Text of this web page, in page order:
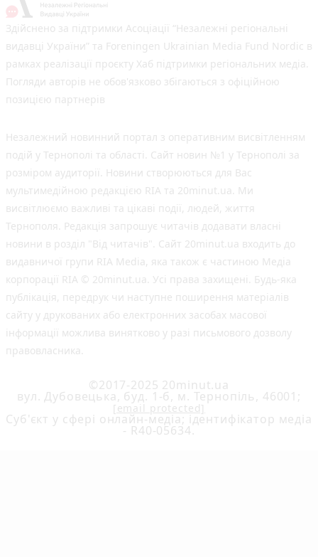
Здійснено за підтримки Асоціації “Незалежні регіональні
видавці України” та Foreningen Ukrainian Media Fund Nordic в
рамках реалізації проєкту Хаб підтримки регіональних медіа.
Погляди авторів не обов'язково збігаються з офіційною
позицією партнерів
Незалежний новинний портал з оперативним висвітленням
подій у Тернополі та області. Сайт новин №1 у Тернополі за
розміром аудиторії. Новини створюються для Вас
мультимедійною редакцією RIA та 20minut.ua. Ми
висвітлюємо важливі та цікаві події, людей, життя
Тернополя. Редакція запрошує читачів додавати власні
новини в розділ "Від читачів". Сайт 20minut.ua входить до
видавничої групи RIA Media, яка також є частиною Медіа
корпорації RIA © 20minut.ua. Усі права захищені. Будь-яка
публiкацiя, передрук чи наступне поширення матеріалів
сайту у друкованих або електронних засобах масової
інформації можлива винятково у разі письмового дозволу
правовласника.
©2017-2025 20minut.ua
вул. Дубовецька, буд. 1-б, м. Тернопіль, 46001;
[email protected]
Cуб'єкт у сфері онлайн-медіа; ідентифікатор медіа
- R40-05634.